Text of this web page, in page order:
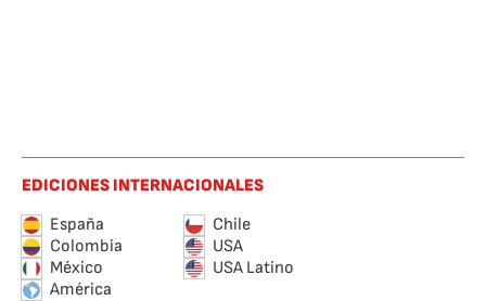
EDICIONES INTERNACIONALES
España
Chile
Colombia
USA
México
USA Latino
América